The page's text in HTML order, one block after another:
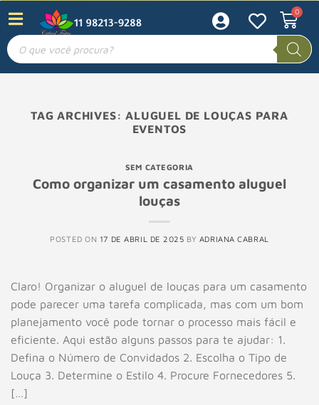
TAG ARCHIVES:ALUGUEL DE LOUÇAS PARA
EVENTOS
SEM CATEGORIA
Como organizar um casamento aluguel
louças
POSTED ON 17 DE ABRIL DE 2025 BY ADRIANA CABRAL
Claro! Organizar o aluguel de louças para um casamento
pode parecer uma tarefa complicada, mas com um bom
planejamento você pode tornar o processo mais fácil e
eficiente. Aqui estão alguns passos para te ajudar: 1.
Defina o Número de Convidados 2. Escolha o Tipo de
Louça 3. Determine o Estilo 4. Procure Fornecedores 5.
[…]